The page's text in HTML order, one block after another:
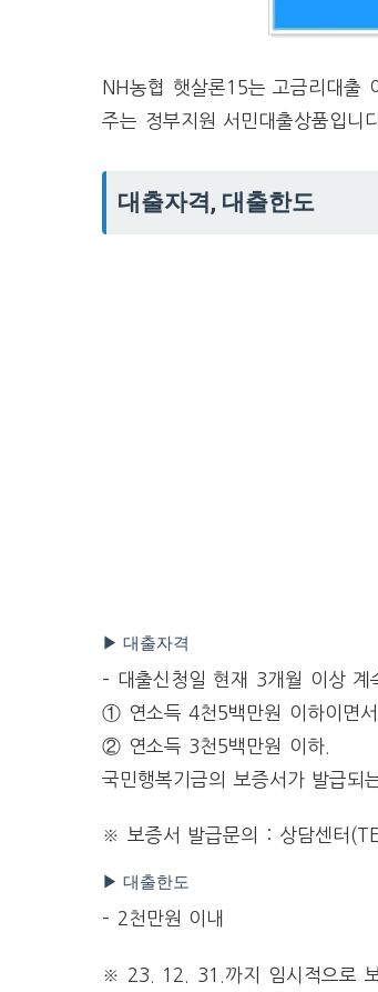
NH농협 햇살론15는 고금리대출
주는 정부지원 서민대출상품입니
대출자격, 대출한도
▶ 대출자격
– 대출신청일 현재 3개월 이상
① 연소득 4천5백만원 이하이면
② 연소득 3천5백만원 이하.
국민행복기금의 보증서가 발급되
※ 보증서 발급문의 : 상담센터
▶ 대출한도
– 2천만원 이내
※ 23. 12. 31.까지 임시적으로